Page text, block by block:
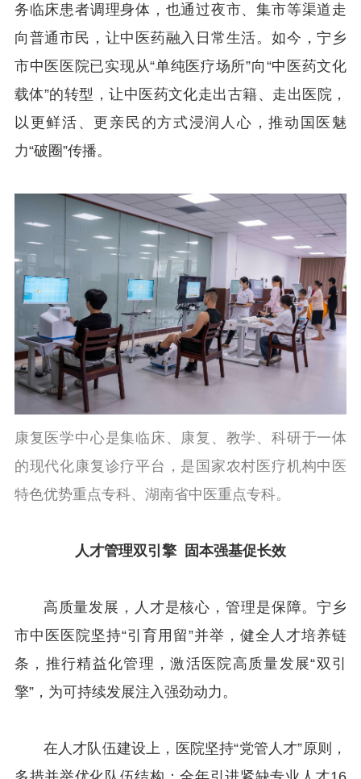
务临床患者调理身体，也通过夜市、集市等渠道走
向普通市民，让中医药融入日常生活。如今，宁乡
市中医医院已实现从“单纯医疗场所”向“中医药文化
载体”的转型，让中医药文化走出古籍、走出医院，
以更鲜活、更亲民的方式浸润人心，推动国医魅
力“破圈”传播。
康复医学中心是集临床、康复、教学、科研于一体
的现代化康复诊疗平台，是国家农村医疗机构中医
特色优势重点专科、湖南省中医重点专科。
人才管理双引擎 固本强基促长效
高质量发展，人才是核心，管理是保障。宁乡
市中医医院坚持“引育用留”并举，健全人才培养链
条，推行精益化管理，激活医院高质量发展“双引
擎”，为可持续发展注入强劲动力。
在人才队伍建设上，医院坚持“党管人才”原则，